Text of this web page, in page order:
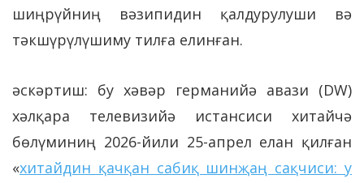
шиңрүйниң вәзипидин қалдурулуши вә
тәкшүрүлүшиму тилға елинған.
әскәртиш: бу хәвәр германийә авази (DW)
хәлқара телевизийә истансиси хитайчә
бөлүминиң 2026-йили 25-апрел елан қилған
«хитайдин қачқан сабиқ шинҗаң сақчиси: у